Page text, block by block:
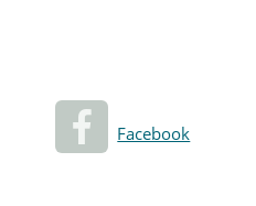
Facebook